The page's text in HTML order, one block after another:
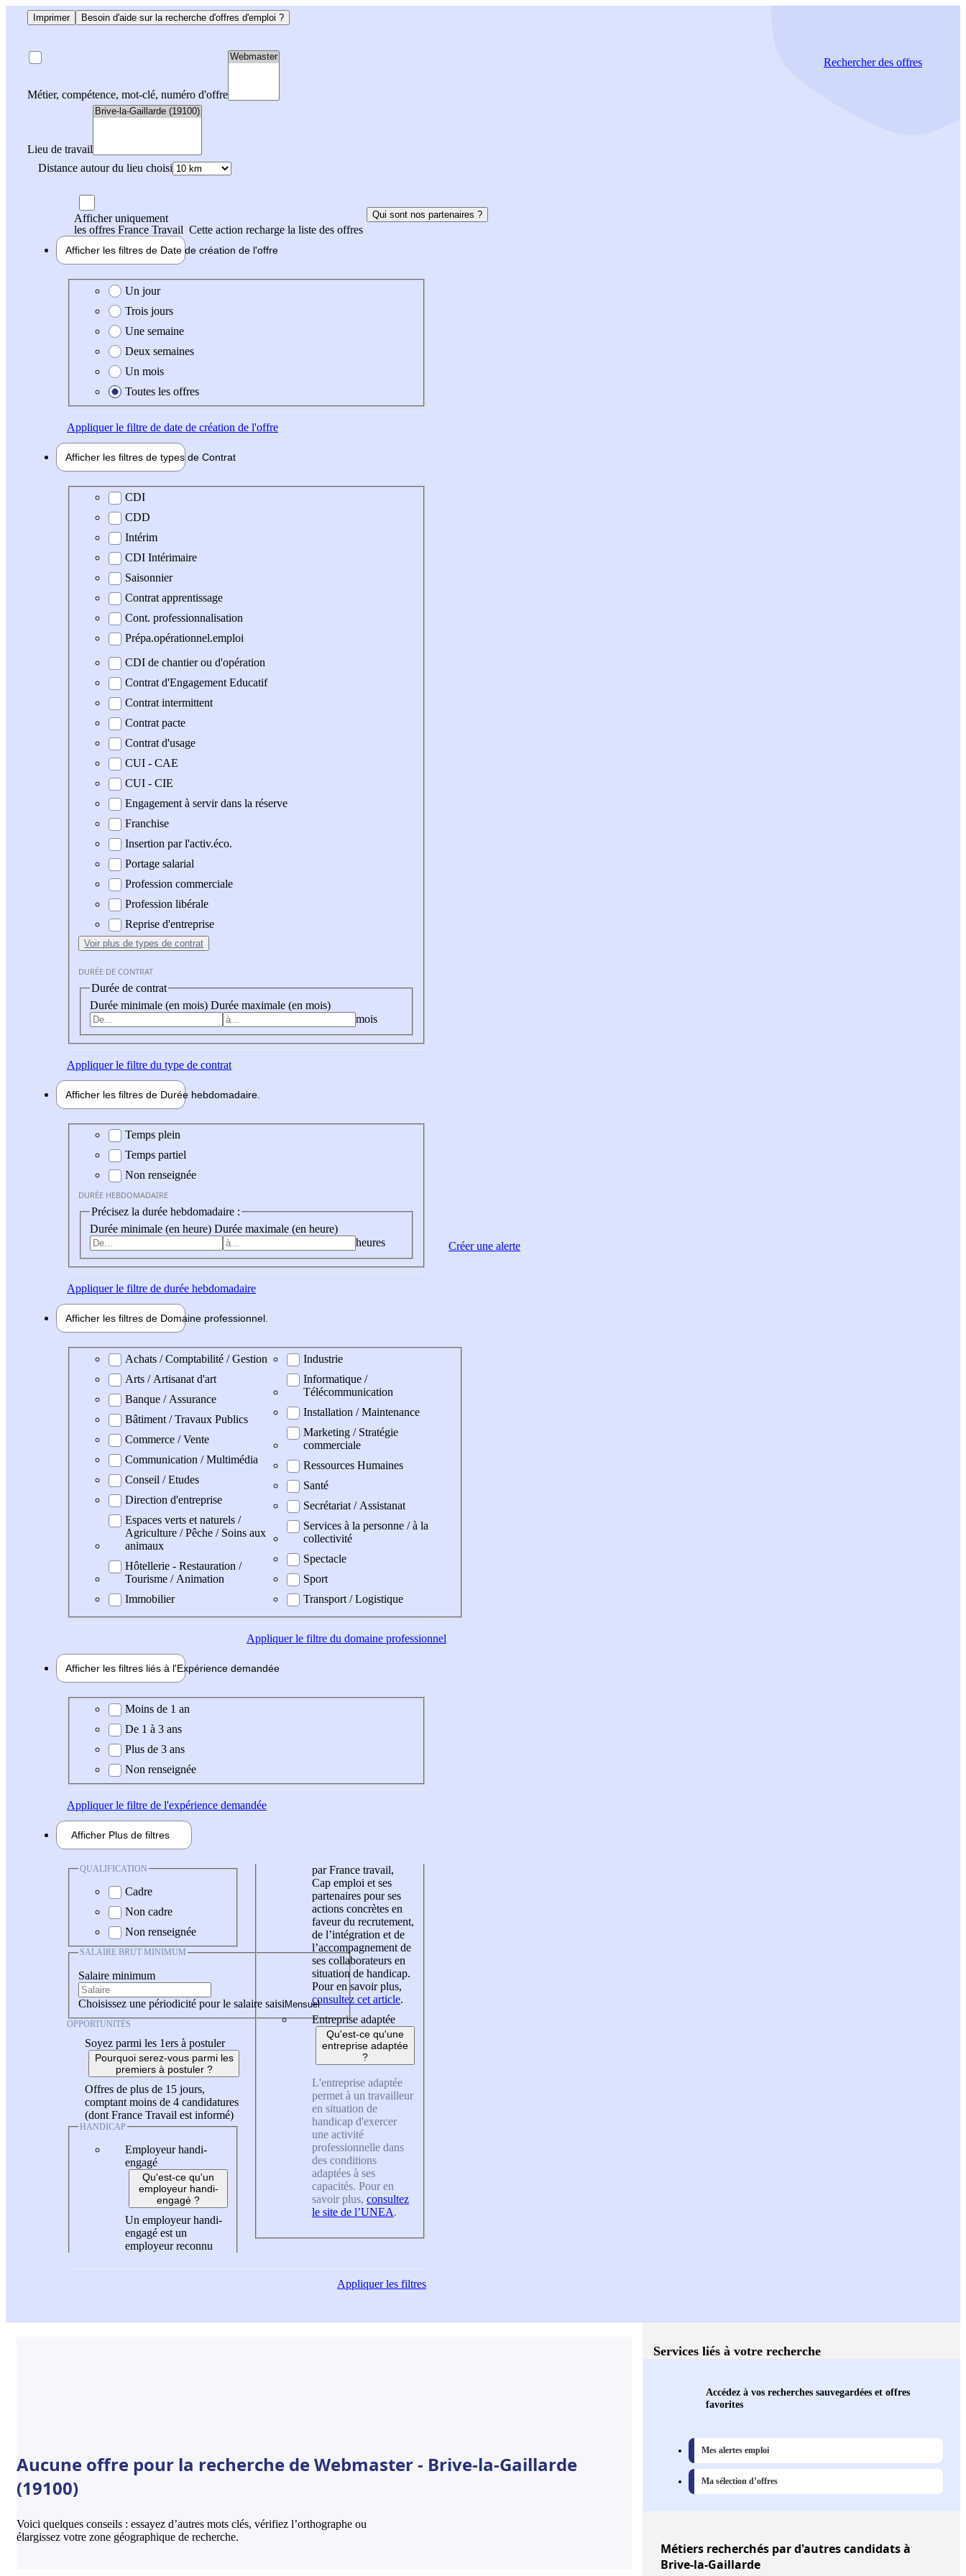
Imprimer Besoin d'aide sur la recherche d'offres d'emploi ?
Métier, compétence, mot-clé, numéro d'offre
Lieu de travail
Distance autour du lieu choisi
Rechercherdes offres
Afficher uniquement
les offres France Travail Cette action recharge la liste des offres
Qui sont nos partenaires ?
Afficher les filtres de Date de création de l'offre
Date de création de l'offre
Un jour
Trois jours
Une semaine
Deux semaines
Un mois
Toutes les offres
Appliquerle filtre de date de création de l'offre
Afficher les filtres de types de Contrat
Type de contrat
CDI
CDD
Intérim
CDI Intérimaire
Saisonnier
Contrat apprentissage
Cont. professionnalisation
Prépa.opérationnel.emploi
CDI de chantier ou d'opération
Contrat d'Engagement Educatif
Contrat intermittent
Contrat pacte
Contrat d'usage
CUI - CAE
CUI - CIE
Engagement à servir dans la réserve
Franchise
Insertion par l'activ.éco.
Portage salarial
Profession commerciale
Profession libérale
Reprise d'entreprise
Voir plus de types de contrat
DURÉE DE CONTRAT
Durée de contrat
Durée minimale (en mois) Durée maximale (en mois)
mois
Appliquerle filtre du type de contrat
Afficher les filtres de Durée hebdomadaire
Durée hebdomadaire
Temps plein
Temps partiel
Non renseignée
DURÉE HEBDOMADAIRE
Précisez la durée hebdomadaire :
Durée minimale (en heure) Durée maximale (en heure)
heures
Appliquerle filtre de durée hebdomadaire
Afficher les filtres de Domaine professionnel
Domaine professionel
Achats / Comptabilité / Gestion
Arts / Artisanat d'art
Banque / Assurance
Bâtiment / Travaux Publics
Commerce / Vente
Communication / Multimédia
Conseil / Etudes
Direction d'entreprise
Espaces verts et naturels /
Agriculture / Pêche / Soins aux
animaux
Hôtellerie - Restauration /
Tourisme / Animation
Immobilier
Industrie
Informatique /
Télécommunication
Installation / Maintenance
Marketing / Stratégie
commerciale
Ressources Humaines
Santé
Secrétariat / Assistanat
Services à la personne / à la
collectivité
Spectacle
Sport
Transport / Logistique
Appliquerle filtre du domaine professionnel
Afficher les filtres liés à l'Expérience demandée
Expérience demandée
Moins de 1 an
De 1 à 3 ans
Plus de 3 ans
Non renseignée
Appliquerle filtre de l'expérience demandée
Afficher Plus de filtres
QUALIFICATION
Cadre
Non cadre
Non renseignée
SALAIRE BRUT MINIMUM
Salaire minimum
Choisissez une périodicité pour le salaire saisi
OPPORTUNITÉS
Soyez parmi les 1ers à postuler
Pourquoi serez-vous parmi les
premiers à postuler ?
Offres de plus de 15 jours,
comptant moins de 4 candidatures
(dont France Travail est informé)
HANDICAP
Employeur handi-
engagé
Qu'est-ce qu'un
employeur handi-
engagé ?
Un employeur handi-
engagé est un
employeur reconnu
par France travail,
Cap emploi et ses
partenaires pour ses
actions concrètes en
faveur du recrutement,
de l’intégration et de
l’accompagnement de
ses collaborateurs en
situation de handicap.
Pour en savoir plus,
consultez cet article.
Entreprise adaptée
Qu'est-ce qu'une
entreprise adaptée
?
L'entreprise adaptée
permet à un travailleur
en situation de
handicap d'exercer
une activité
professionnelle dans
des conditions
adaptées à ses
capacités. Pour en
savoir plus, consultez
le site de l’UNEA.
Appliquerles filtres
Créer une alerte
Aucune offre pour la recherche de Webmaster - Brive-la-Gaillarde
(19100)
Voici quelques conseils : essayez d’autres mots clés, vérifiez l’orthographe ou
élargissez votre zone géographique de recherche.
Services liés à votre recherche
Accédez à vos recherches sauvegardées et offres
favorites
Mes alertes emploi
Ma sélection d’offres
Métiers recherchés par d'autres candidats à
Brive-la-Gaillarde